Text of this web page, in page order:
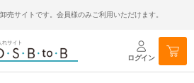
売サイトです。会員様のみご利用いただけます。
ログイン